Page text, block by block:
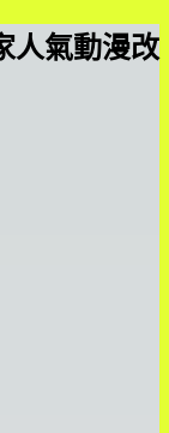
人氣動漫改